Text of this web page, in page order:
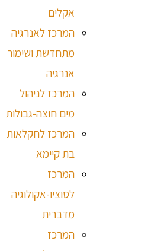
אקלים
המרכז לאנרגיה
מתחדשת ושימור
אנרגיה
המרכז לניהול
מים חוצה-גבולות
המרכז לחקלאות
בת קיימא
המרכז
לסוציו-אקולוגיה
מדברית
המרכז